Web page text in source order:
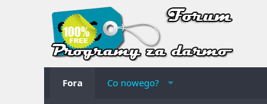
Fora Co nowego?